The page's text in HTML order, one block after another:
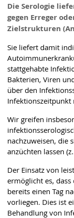
Die Serologie
gegen Erreger
Zielstrukturen
Sie liefert damit
stattgehabte
Bakterien, Viren
über den
Infektionszeitpunkt
Wir greifen
nachzuweisen, die
anzüchten lassen
Der Einsatz von
ermöglicht es,
bereits einen Tag
vorliegen. Dies ist
Behandlung von